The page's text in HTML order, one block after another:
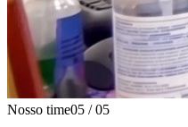
Nosso time05 / 05